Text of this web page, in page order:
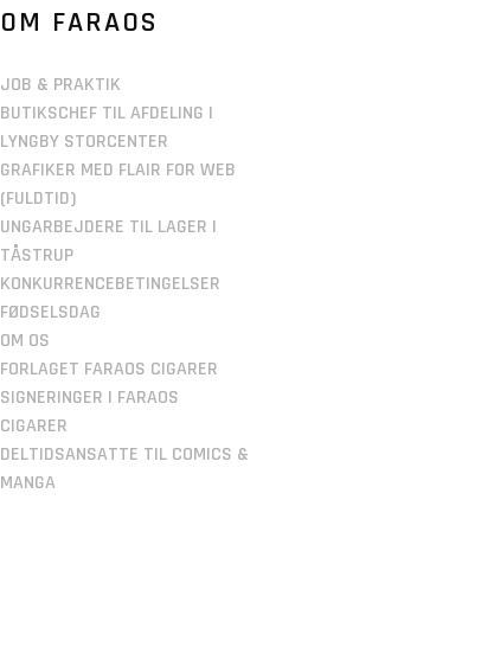
OM FARAOS
JOB & PRAKTIK
BUTIKSCHEF TIL AFDELING I
LYNGBY STORCENTER
GRAFIKER MED FLAIR FOR WEB
(FULDTID)
UNGARBEJDERE TIL LAGER I
TÅSTRUP
KONKURRENCEBETINGELSER
FØDSELSDAG
OM OS
FORLAGET FARAOS CIGARER
SIGNERINGER I FARAOS
CIGARER
DELTIDSANSATTE TIL COMICS &
MANGA